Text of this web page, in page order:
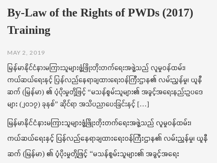
i
o
n
By-Law of the Rights of PWDs (2017)
Training
MAY 2, 2019
မြန်မာနိုင်ငံနားမကြားသူများဖွံ့ဖြိုးတိုးတက်ရေးအဖွဲ့သည် လူမှုဝန်ထမ်း၊
ကယ်ဆယ်ရေးနှင့် ပြန်လည်နေရာချထားရေးဝန်ကြီးဌာန၏ လမ်းညွှန်မှု၊ ယူနီ
ဆက် (မြန်မာ) ၏ ပံ့ပိုးမှုတို့ဖြင့် “မသန်စွမ်းသူများ၏ အခွင့်အရေးနည်းဥပဒေ
များ (၂၀၁၇) ခုနှစ်” ဆိုင်ရာ အသိပညာပေးခြင်းနှင့် […]
မြန်မာနိုင်ငံနားမကြားသူများဖွံ့ဖြိုးတိုးတက်ရေးအဖွဲ့သည် လူမှုဝန်ထမ်း၊
ကယ်ဆယ်ရေးနှင့် ပြန်လည်နေရာချထားရေးဝန်ကြီးဌာန၏ လမ်းညွှန်မှု၊ ယူနီ
ဆက် (မြန်မာ) ၏ ပံ့ပိုးမှုတို့ဖြင့် “မသန်စွမ်းသူများ၏ အခွင့်အရေး